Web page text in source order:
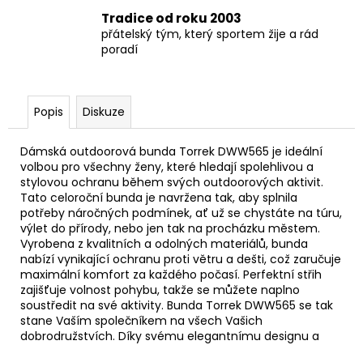
Tradice od roku 2003
přátelský tým, který sportem žije a rád
poradí
Popis Diskuze
Dámská outdoorová bunda Torrek DWW565 je ideální
volbou pro všechny ženy, které hledají spolehlivou a
stylovou ochranu během svých outdoorových aktivit.
Tato celoroční bunda je navržena tak, aby splnila
potřeby náročných podmínek, ať už se chystáte na túru,
výlet do přírody, nebo jen tak na procházku městem.
Vyrobena z kvalitních a odolných materiálů, bunda
nabízí vynikající ochranu proti větru a dešti, což zaručuje
maximální komfort za každého počasí. Perfektní střih
zajišťuje volnost pohybu, takže se můžete naplno
soustředit na své aktivity. Bunda Torrek DWW565 se tak
stane Vaším společníkem na všech Vašich
dobrodružstvích. Díky svému elegantnímu designu a